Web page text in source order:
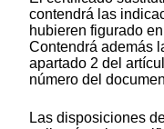
contendrá las
hubieren figurado
Contendrá además
apartado 2 del
número del
Las disposiciones